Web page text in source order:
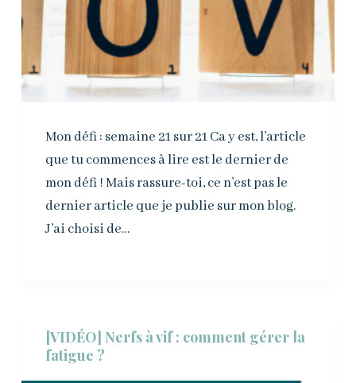
Mon défi : semaine 21 sur 21 Ca y est, l’article
que tu commences à lire est le dernier de
mon défi ! Mais rassure-toi, ce n’est pas le
dernier article que je publie sur mon blog.
J’ai choisi de…
[VIDÉO] Nerfs à vif : comment gérer la
fatigue ?